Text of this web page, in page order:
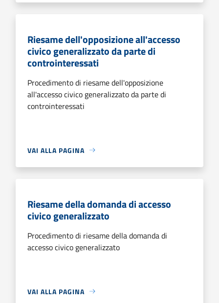
Riesame dell'opposizione all'accesso
civico generalizzato da parte di
controinteressati
Procedimento di riesame dell'opposizione
all'accesso civico generalizzato da parte di
controinteressati
VAI ALLA PAGINA
Riesame della domanda di accesso
civico generalizzato
Procedimento di riesame della domanda di
accesso civico generalizzato
VAI ALLA PAGINA